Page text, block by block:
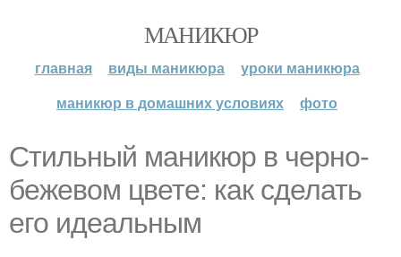
МАНИКЮР
главная виды маникюра
уроки маникюра
маникюр в домашних условиях
фото
Стильный маникюр в черно-
бежевом цвете: как сделать
его идеальным